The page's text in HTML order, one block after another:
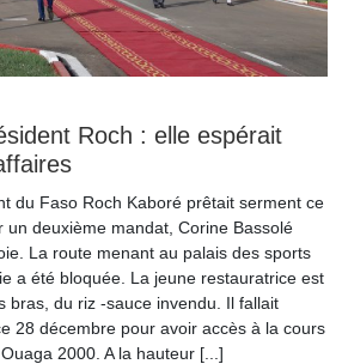
Roch : elle espérait
du Faso Roch Kaboré prêtait serment ce
un deuxième mandat, Corine Bassolé
La route menant au palais des sports
a été bloquée. La jeune restauratrice est
bras, du riz -sauce invendu. Il fallait
28 décembre pour avoir accès à la cours
2000. A la hauteur [...]